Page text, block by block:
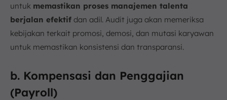
untuk memastikan proses manajemen talenta
berjalan efektif dan adil. Audit juga akan memeriksa
kebijakan terkait promosi, demosi, dan mutasi karyawan
untuk memastikan konsistensi dan transparansi.
b. Kompensasi dan Penggajian
(Payroll)